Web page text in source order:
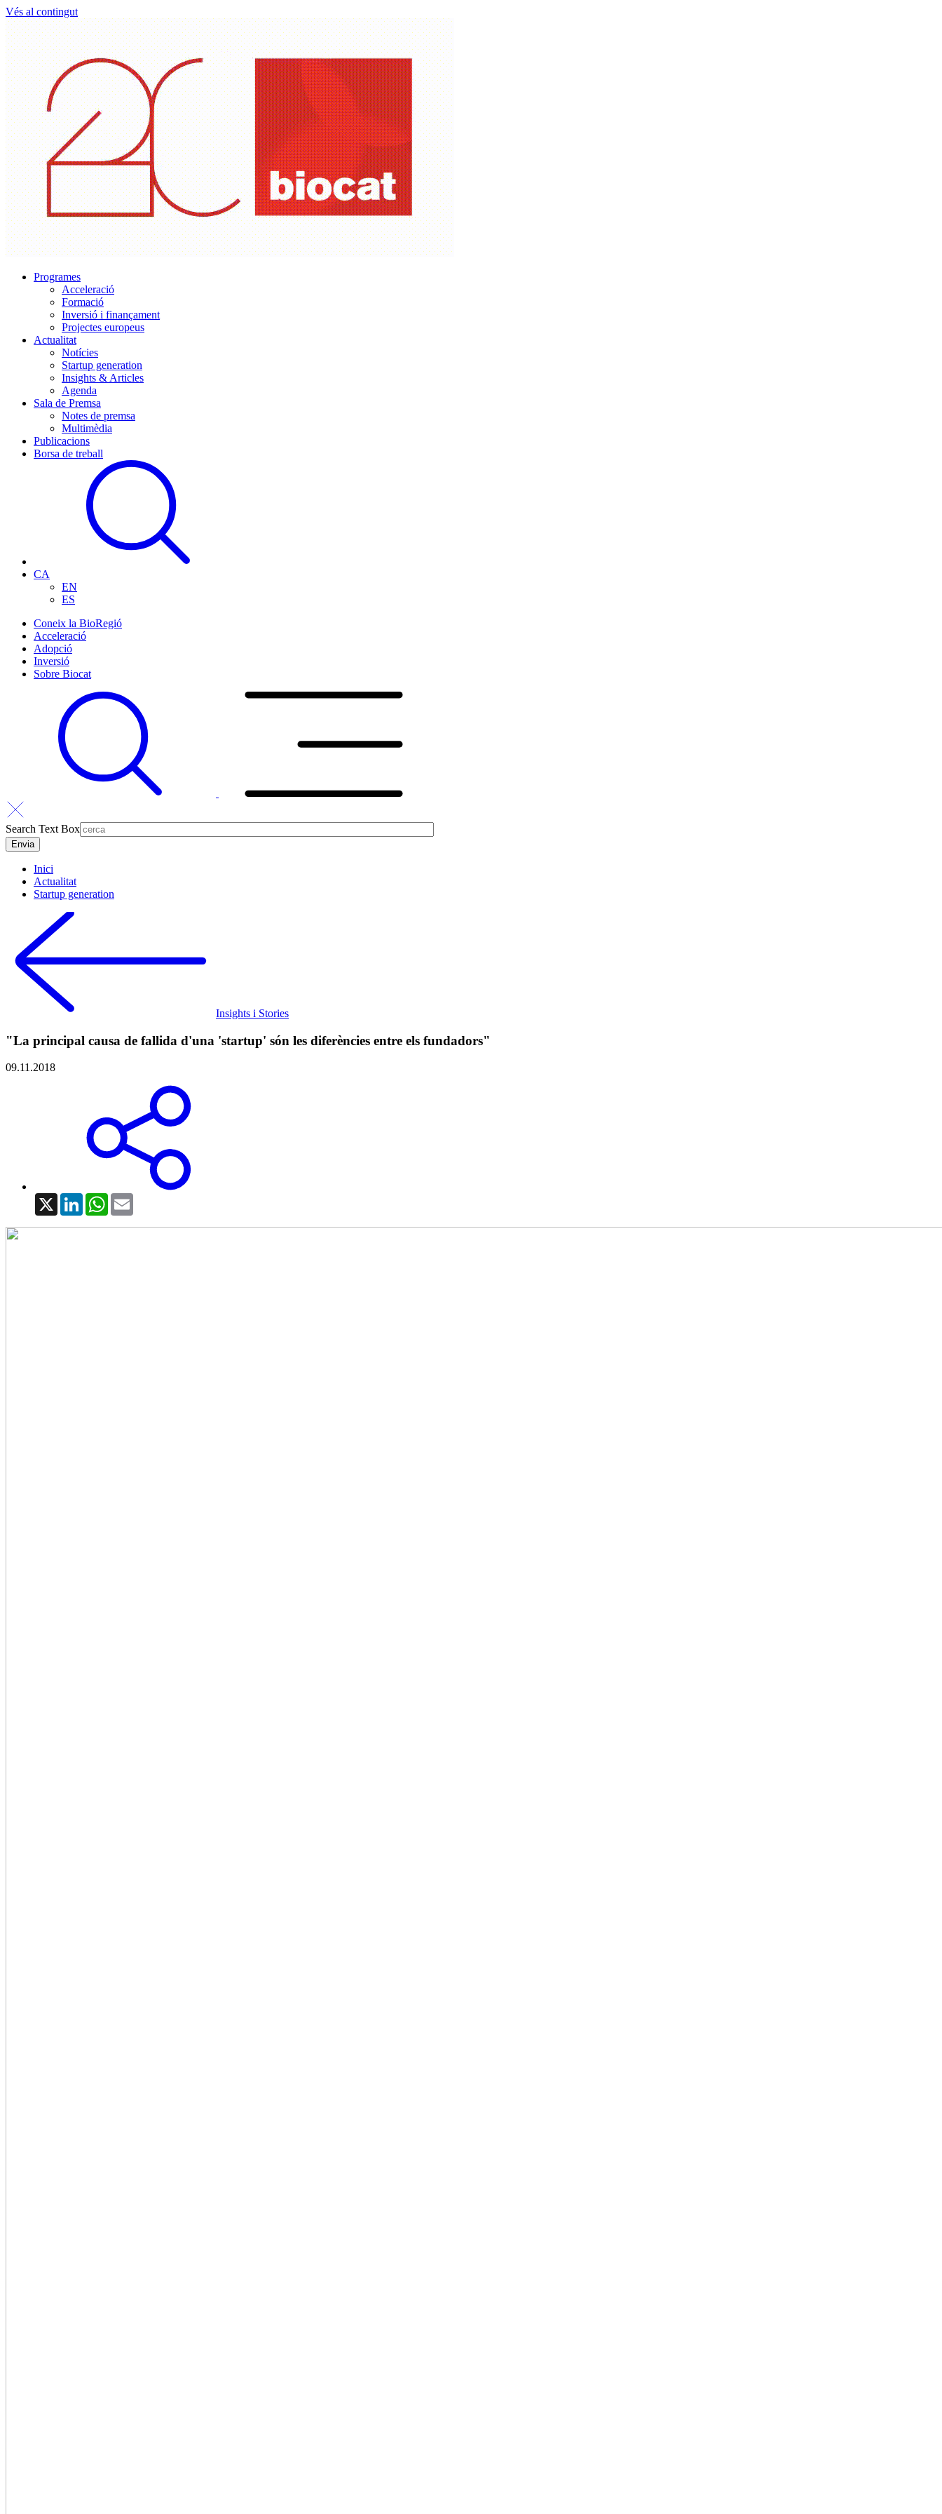
Vés al contingut
Programes
Acceleració
Formació
Inversió i finançament
Projectes europeus
Actualitat
Notícies
Startup generation
Insights & Articles
Agenda
Sala de Premsa
Notes de premsa
Multimèdia
Publicacions
Borsa de treball
CA
EN
ES
Coneix la BioRegió
Acceleració
Adopció
Inversió
Sobre Biocat
Search Text Box
Inici
Actualitat
Startup generation
Insights i Stories
"La principal causa de fallida d'una 'startup' són les diferències entre els fundadors"
09.11.2018
X LinkedInWhatsApp